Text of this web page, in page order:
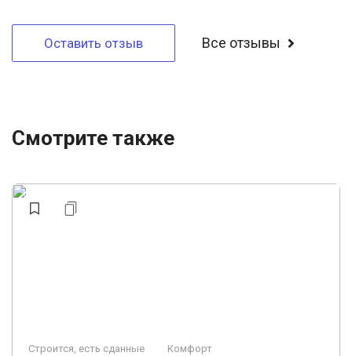
Оставить отзыв Все отзывы
Смотрите также
Строится, есть сданные Комфорт